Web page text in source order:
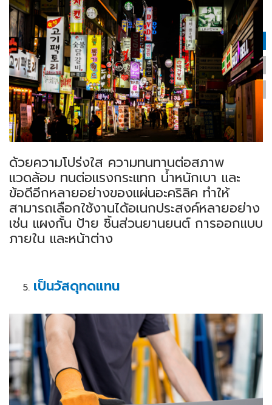
ด้วยความโปร่งใส ความทนทานต่อสภาพ
แวดล้อม ทนต่อแรงกระแทก น้ำหนักเบา และ
ข้อดีอีกหลายอย่างของแผ่นอะคริลิค ทำให้
สามารถเลือกใช้งานได้อเนกประสงค์หลายอย่าง
เช่น แผงกั้น ป้าย ชิ้นส่วนยานยนต์ การออกแบบ
ภายใน และหน้าต่าง
เป็นวัสดุทดแทน